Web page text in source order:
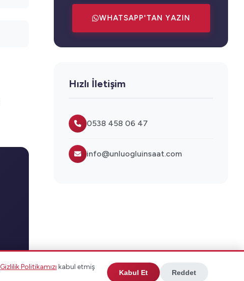
WHATSAPP'TAN YAZIN
Hızlı İletişim
0538 458 06 47
info@unluogluinsaat.com
Gizlilik Politikamızı kabul etmiş
Kabul Et Reddet